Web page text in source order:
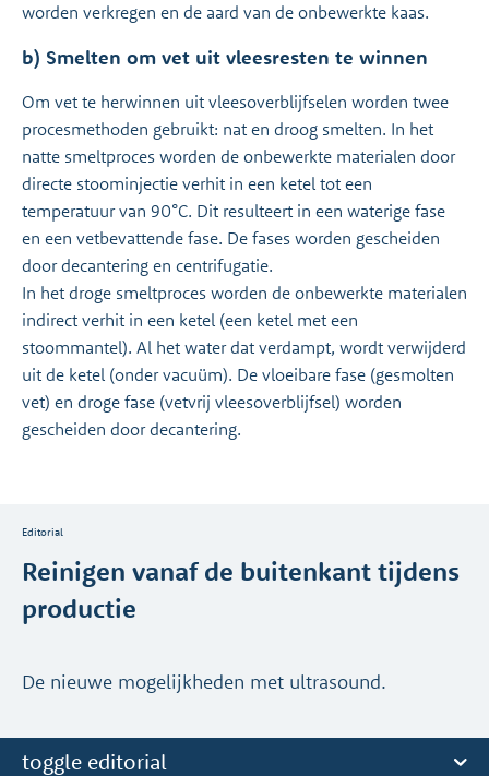
worden verkregen en de aard van de onbewerkte kaas.
b) Smelten om vet uit vleesresten te winnen
Om vet te herwinnen uit vleesoverblijfselen worden twee
procesmethoden gebruikt: nat en droog smelten. In het
natte smeltproces worden de onbewerkte materialen door
directe stoominjectie verhit in een ketel tot een
temperatuur van 90°C. Dit resulteert in een waterige fase
en een vetbevattende fase. De fases worden gescheiden
door decantering en centrifugatie.
In het droge smeltproces worden de onbewerkte materialen
indirect verhit in een ketel (een ketel met een
stoommantel). Al het water dat verdampt, wordt verwijderd
uit de ketel (onder vacuüm). De vloeibare fase (gesmolten
vet) en droge fase (vetvrij vleesoverblijfsel) worden
gescheiden door decantering.
Editorial
Reinigen vanaf de buitenkant tijdens
productie
De nieuwe mogelijkheden met ultrasound.
toggle editorial